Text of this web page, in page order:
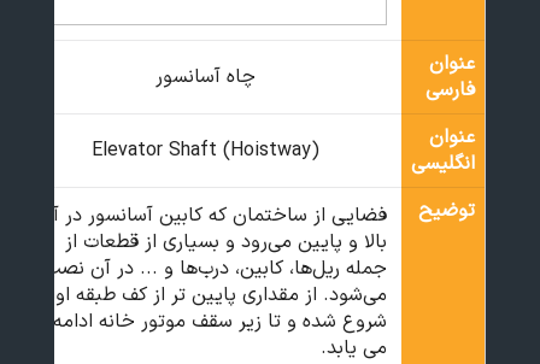
عنوان
فارسی
چاه آسانسور
عنوان
انگلیسی
Elevator Shaft (Hoistway)
توضیح
فضایی از ساختمان که کابین آسانسور در آن
بالا و پایین می‌رود و بسیاری از قطعات از
جمله ریل‌ها، کابین، درب‌ها و ... در آن نصب
می‌شود. از مقداری پایین تر از کف طبقه اول
شروع شده و تا زیر سقف موتور خانه ادامه
می یابد.